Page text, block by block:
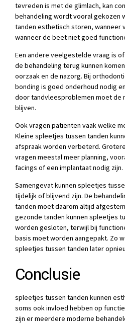
tevreden is met de glimlach, kan
behandeling wordt vooral gekozen
tanden esthetisch storen, wanneer
wanneer de beet niet goed
Een andere veelgestelde vraag is
de behandeling terug kunnen
oorzaak en de nazorg. Bij
bonding is goed onderhoud nodig
door tandvleesproblemen moet de
blijven.
Ook vragen patiënten vaak welke
Kleine spleetjes tussen tanden
afspraak worden verbeterd.
vragen meestal meer planning,
facings of een implantaat nodig zijn.
Samengevat kunnen spleetjes
tijdelijk of blijvend zijn. De
tanden moet daarom altijd
gezonde tanden kunnen spleetjes
worden gesloten, terwijl bij
basis moet worden aangepakt. Zo
spleetjes tussen tanden later
Conclusie
spleetjes tussen tanden kunnen
soms ook invloed hebben op
zijn er meerdere moderne